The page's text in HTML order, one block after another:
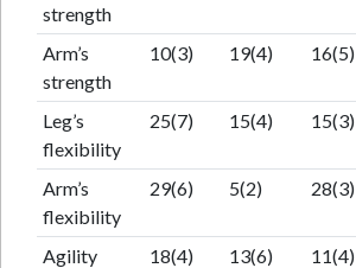
strength
Arm’s
strength
10(3) 19(4) 16(5)
Leg’s
flexibility
25(7) 15(4) 15(3)
Arm’s
flexibility
29(6) 5(2) 28(3)
Agility 18(4) 13(6) 11(4)